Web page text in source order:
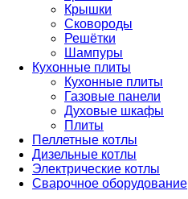
Крышки
Сковороды
Решётки
Шампуры
Кухонные плиты
Кухонные плиты
Газовые панели
Духовые шкафы
Плиты
Пеллетные котлы
Дизельные котлы
Электрические котлы
Сварочное оборудование